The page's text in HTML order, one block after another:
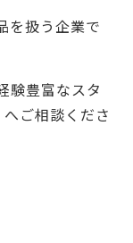
を扱う企業で
験豊富なスタ
へご相談くださ